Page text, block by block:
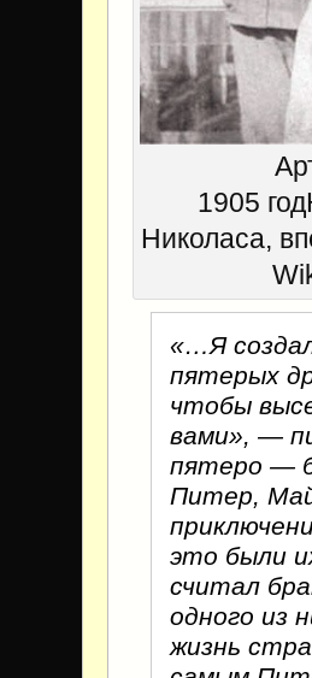
1905
Николаса,
«…Я
пятерых
чтобы
вами», —
пятеро —
Питер,
это были
считал
одного из
жизнь